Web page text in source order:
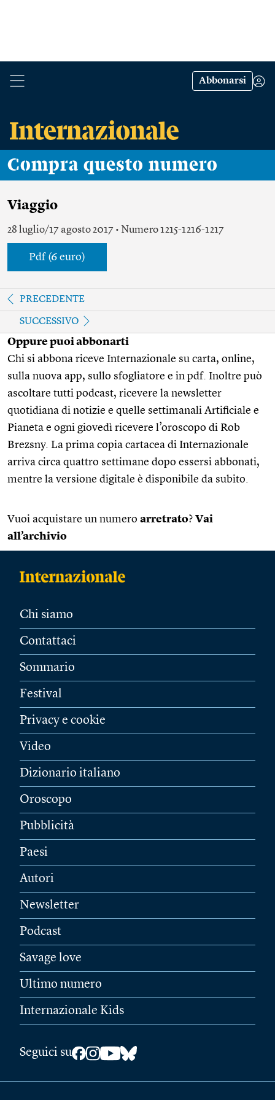
Abbonarsi
Compra questo numero
Viaggio
28 luglio/17 agosto 2017 • Numero 1215-1216-1217
Pdf (6 euro)
PRECEDENTE
SUCCESSIVO
Oppure puoi abbonarti
Chi si abbona riceve Internazionale su carta, online,
sulla nuova app, sullo sfogliatore e in pdf. Inoltre può
ascoltare tutti podcast, ricevere la newsletter
quotidiana di notizie e quelle settimanali Artificiale e
Pianeta e ogni giovedì ricevere l’oroscopo di Rob
Brezsny. La prima copia cartacea di Internazionale
arriva circa quattro settimane dopo essersi abbonati,
mentre la versione digitale è disponibile da subito.
Vuoi acquistare un numero arretrato? Vai
all’archivio
Chi siamo
Contattaci
Sommario
Festival
Privacy e cookie
Video
Dizionario italiano
Oroscopo
Pubblicità
Paesi
Autori
Newsletter
Podcast
Savage love
Ultimo numero
Internazionale Kids
Seguici su